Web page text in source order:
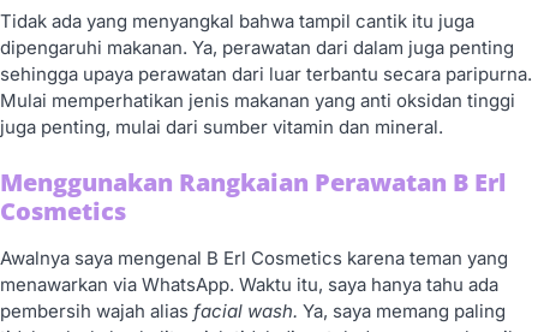
Tidak ada yang menyangkal bahwa tampil cantik itu juga
dipengaruhi makanan. Ya, perawatan dari dalam juga penting
sehingga upaya perawatan dari luar terbantu secara paripurna.
Mulai memperhatikan jenis makanan yang anti oksidan tinggi
juga penting, mulai dari sumber vitamin dan mineral.
Menggunakan Rangkaian Perawatan B Erl
Cosmetics
Awalnya saya mengenal B Erl Cosmetics karena teman yang
menawarkan via WhatsApp. Waktu itu, saya hanya tahu ada
pembersih wajah alias facial wash. Ya, saya memang paling